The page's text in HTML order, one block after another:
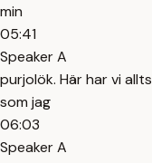
min
05:41
Speaker A
purjolök. Här har vi
som jag
06:03
Speaker A